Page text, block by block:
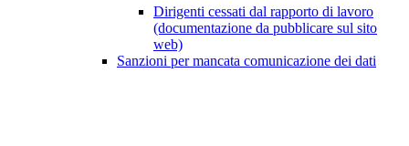
Dirigenti cessati dal rapporto di lavoro
(documentazione da pubblicare sul sito
web)
Sanzioni per mancata comunicazione dei dati